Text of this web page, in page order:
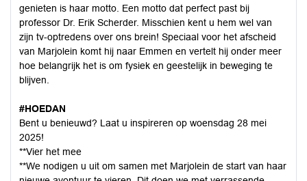
genieten is haar motto. Een motto dat perfect past bij
professor Dr. Erik Scherder. Misschien kent u hem wel van
zijn tv-optredens over ons brein! Speciaal voor het afscheid
van Marjolein komt hij naar Emmen en vertelt hij onder meer
hoe belangrijk het is om fysiek en geestelijk in beweging te
blijven.
#HOEDAN
Bent u benieuwd? Laat u inspireren op woensdag 28 mei
2025!
**Vier het mee
**We nodigen u uit om samen met Marjolein de start van haar